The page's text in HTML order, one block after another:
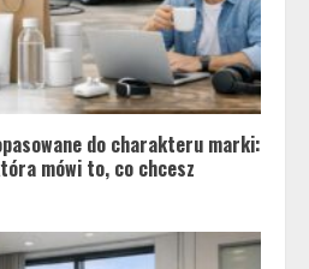
do charakteru marki:
mówi to, co chcesz